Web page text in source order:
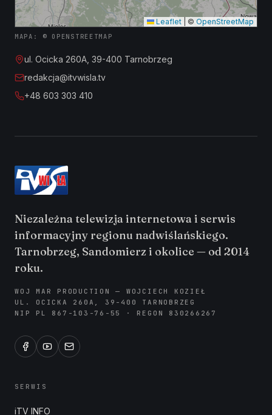
Leaflet © OpenStreetMap
MAPA: © OPENSTREETMAP
ul. Ocicka 260A, 39-400 Tarnobrzeg
redakcja@itvwisla.tv
+48 603 303 410
Niezależna telewizja internetowa i serwis
informacyjny regionu nadwiślańskiego.
Tarnobrzeg, Sandomierz i okolice — od 2014
roku.
WOJ MAR PRODUCTION — WOJCIECH KOZIEŁ
UL. OCICKA 260A, 39-400 TARNOBRZEG
NIP PL 867-103-76-55 · REGON 830266267
SERWIS
iTV INFO